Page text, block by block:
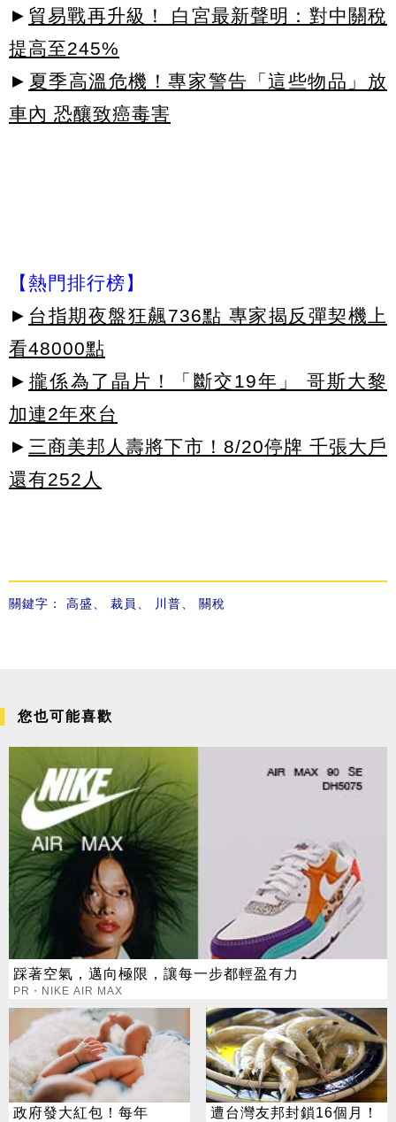
► 貿易戰再升級！ 白宮最新聲明：對中關稅
提高至245%
► 夏季高溫危機！專家警告「這些物品」放
車內 恐釀致癌毒害
【熱門排行榜】
► 台指期夜盤狂飆736點 專家揭反彈契機上
看48000點
► 攏係為了晶片！「斷交19年」 哥斯大黎
加連2年來台
► 三商美邦人壽將下市！8/20停牌 千張大戶
還有252人
關鍵字： 高盛 裁員 川普 關稅
您也可能喜歡
踩著空氣，邁向極限，讓每一步都輕盈有力
PR・NIKE AIR MAX
政府發大紅包！每年
遭台灣友邦封鎖16個月！